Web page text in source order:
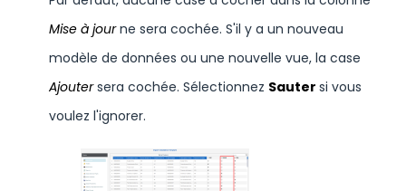
Mise à journe sera cochée. S'il y a un nouveau
modèle de données ou une nouvelle vue, la case
Ajoutersera cochée. Sélectionnez Sauter si vous
voulez l'ignorer.